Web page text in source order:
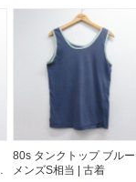
80s タンクトップ ブルー
メンズS相当 | 古着